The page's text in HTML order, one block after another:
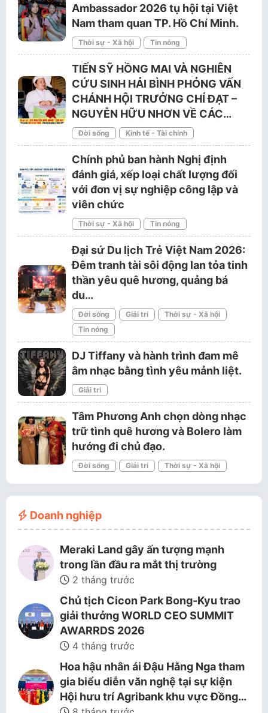
Ambassador 2026 tụ hội tại Việt
Nam tham quan TP. Hồ Chí Minh.
Thời sự - Xã hội Tin nóng
TIẾN SỸ HỒNG MAI VÀ NGHIÊN
CỨU SINH HẢI BÌNH PHỎNG VẤN
CHÁNH HỘI TRƯỞNG CHÍ ĐẠT –
NGUYỄN HỮU NHƠN VỀ CÁC…
Đời sống Kinh tế - Tài chính
Chính phủ ban hành Nghị định
đánh giá, xếp loại chất lượng đối
với đơn vị sự nghiệp công lập và
viên chức
Thời sự - Xã hội Tin nóng
Đại sứ Du lịch Trẻ Việt Nam 2026:
Đêm tranh tài sôi động lan tỏa tinh
thần yêu quê hương, quảng bá
du…
Đời sống Giải trí
Thời sự - Xã hội
Tin nóng
DJ Tiffany và hành trình đam mê
âm nhạc bằng tình yêu mảnh liệt.
Giải trí
Tâm Phương Anh chọn dòng nhạc
trữ tình quê hương và Bolero làm
hướng đi chủ đạo.
Đời sống Giải trí Thời sự - Xã hội
Doanh nghiệp
Meraki Land gây ấn tượng mạnh
trong lần đầu ra mắt thị trường
2 tháng trước
Chủ tịch Cicon Park Bong-Kyu trao
giải thưởng WORLD CEO SUMMIT
AWARRDS 2026
4 tháng trước
Hoa hậu nhân ái Đậu Hằng Nga tham
gia biểu diễn văn nghệ tại sự kiện
Hội hưu trí Agribank khu vực Đồng…